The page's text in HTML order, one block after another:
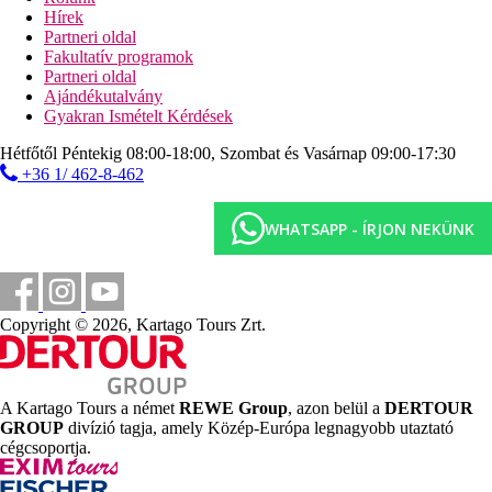
Animációs programok, esti műsorok.
Gyermekek
Pancsoló, játszótér, miniklub, minidiszkó, ingyenes gyermekágy
(kérésre).
Kérésre 4 szoba mozgáskorlátozottak számára kialakítva
(standard szobák, a földszinten, a recepció közelében, maximum
2 felnőtt befogadására alkalmasak). Akadálymentesített
közlekedés a szálloda területén (fő közös helyiségek).
Internet
Ingyenes:WiFi a szállodában.
Weboldal
www.hotellanzarotevillage.com
Hivatalos kategória
4 csillag
Jegyzet
A téli időszakban, 2025.11.01. és 2026.04.30. között, a
Hírek
Partneri oldal
Fakultatív programok
Partneri oldal
Ajándékutalvány
Gyakran Ismételt Kérdések
Hétfőtől Péntekig 08:00-18:00, Szombat és Vasárnap 09:00-17:30
+36 1/ 462-8-462
WHATSAPP - ÍRJON NEKÜNK
Copyright © 2026, Kartago Tours Zrt.
A Kartago Tours a német REWE Group, azon belül a DERTOUR
GROUP divízió tagja, amely Közép-Európa legnagyobb utaztató
cégcsoportja.